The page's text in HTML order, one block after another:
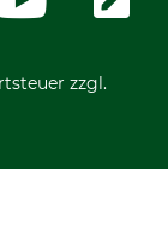
zzgl.